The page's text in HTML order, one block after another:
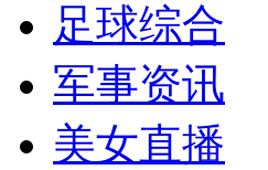
足球综合
军事资讯
美女直播